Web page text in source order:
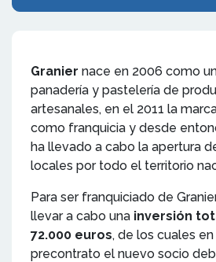
Granier nace en 2006 como
panadería y pastelería de
artesanales, en el 2011 la
como franquicia y desde
ha llevado a cabo la apertura
locales por todo el territorio
Para ser franquiciado de
llevar a cabo una inversión
72.000 euros, de los cuales
precontrato el nuevo socio